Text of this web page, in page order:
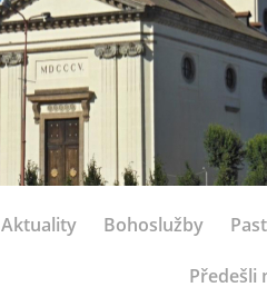
Aktuality Bohoslužby
Předešli